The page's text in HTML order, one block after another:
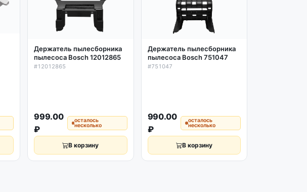
Держатель пылесборника
пылесоса Bosch 12012865
#12012865
999.00
₽
осталось
несколько
В корзину
Держатель пылесборника
пылесоса Bosch 751047
#751047
990.00
₽
осталось
несколько
В корзину